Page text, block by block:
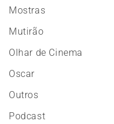
Mostras
Mutirão
Olhar de Cinema
Oscar
Outros
Podcast